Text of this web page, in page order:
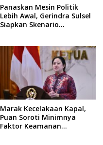
Panaskan Mesin Politik
Lebih Awal, Gerindra Sulsel
Siapkan Skenario
Marak Kecelakaan Kapal,
Puan Soroti Minimnya
Faktor Keamanan